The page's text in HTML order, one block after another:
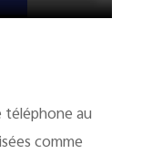
téléphone au
comme